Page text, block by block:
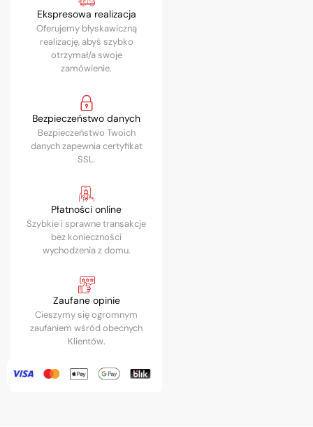
Ekspresowa realizacja
Oferujemy błyskawiczną
realizację, abyś szybko
otrzymał/a swoje
zamówienie.
Bezpieczeństwo danych
Bezpieczeństwo Twoich
danych zapewnia certyfikat
SSL.
Płatności online
Szybkie i sprawne transakcje
bez konieczności
wychodzenia z domu.
Zaufane opinie
Cieszymy się ogromnym
zaufaniem wśród obecnych
Klientów.